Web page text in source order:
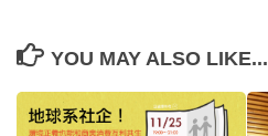
YOU MAY ALSO LIKE...